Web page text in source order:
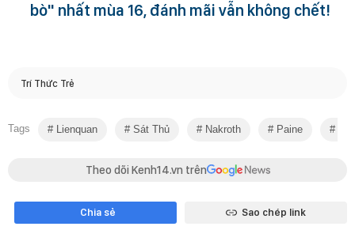
bò" nhất mùa 16, đánh mãi vẫn không chết!
Trí Thức Trẻ
Tags Lienquan Sát Thủ Nakroth Paine
Theo dõi Kenh14.vn trên
Chia sẻ Sao chép link